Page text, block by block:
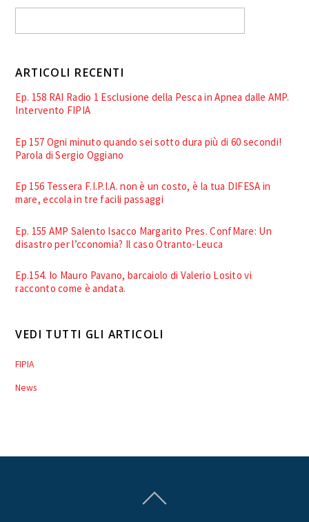
ARTICOLI RECENTI
Ep. 158 RAI Radio 1 Esclusione della Pesca in Apnea dalle AMP.
Intervento FIPIA
Ep 157 Ogni minuto quando sei sotto dura più di 60 secondi!
Parola di Sergio Oggiano
Ep 156 Tessera F.I.P.I.A. non è un costo, è la tua DIFESA in
mare, eccola in tre facili passaggi
Ep. 155 AMP Salento Isacco Margarito Pres. ConfMare: Un
disastro per l’cconomia? Il caso Otranto-Leuca
Ep.154. Io Mauro Pavano, barcaiolo di Valerio Losito vi
racconto come è andata.
VEDI TUTTI GLI ARTICOLI
FIPIA
News